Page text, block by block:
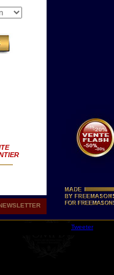
Tweeter